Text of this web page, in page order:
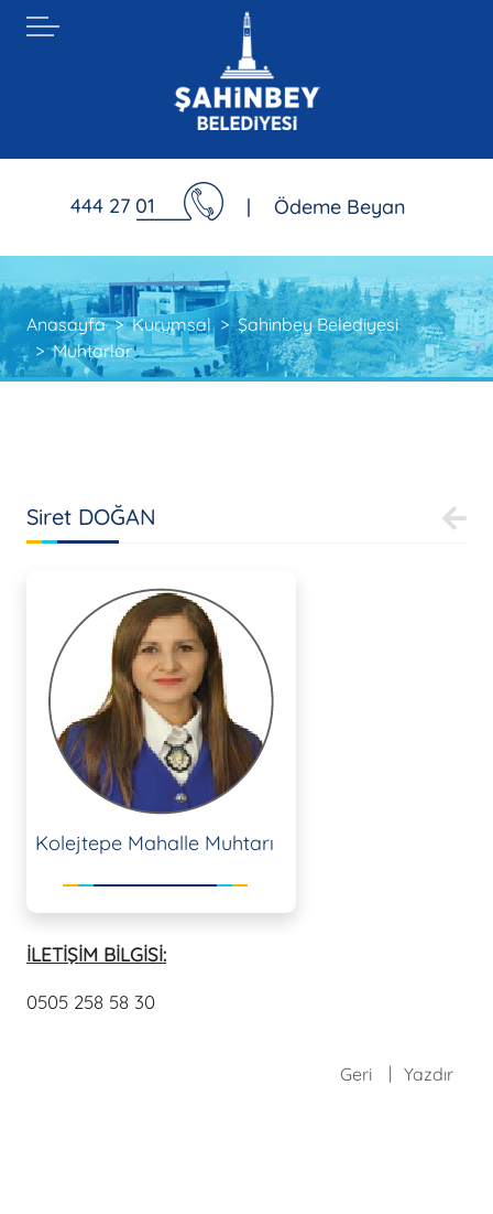
444 27 01 | Ödeme Beyan
Anasayfa Kurumsal
Şahinbey Belediyesi
Muhtarlar
Siret DOĞAN
Kolejtepe Mahalle Muhtarı
İLETİŞİM BİLGİSİ:
0505 258 58 30
Geri Yazdır